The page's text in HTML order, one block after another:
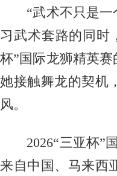
“武术不只是一
习武术套路的同时
杯”国际龙狮精英
她接触舞龙的契机
风。
2026“三亚杯”国
来自中国、马来西